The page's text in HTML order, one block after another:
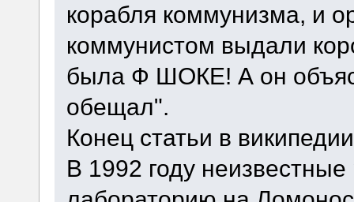
корабля коммунизма, и
коммунистом выдали
была Ф ШОКЕ! А он
обещал".
Конец статьи в
В 1992 году